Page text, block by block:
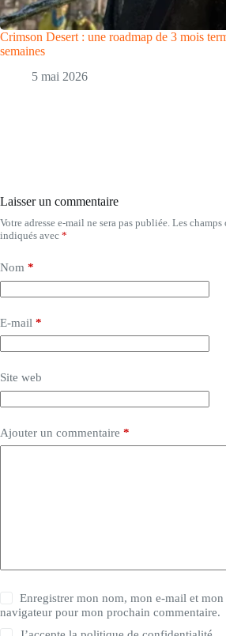
Crimson Desert : une roadmap de 3 mois
semaines
5 mai 2026
Laisser un commentaire
Votre adresse e-mail ne sera pas publiée. Les
indiqués avec *
Nom *
E-mail *
Site web
Ajouter un commentaire *
Enregistrer mon nom, mon e-mail et mon
navigateur pour mon prochain commentaire.